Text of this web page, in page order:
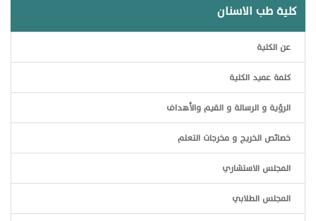
كلية طب الاسنان
عن الكلية
كلمة عميد الكلية
الرؤية و الرسالة و القيم والأهداف
خصائص الخريج و مخرجات التعلم
المجلس الاستشاري
المجلس الطلابي